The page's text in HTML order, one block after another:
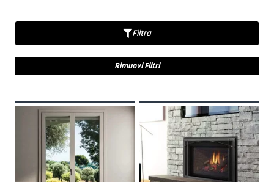
Filtra
Rimuovi Filtri